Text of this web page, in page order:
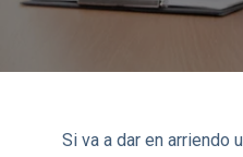
Si va a dar en arriendo